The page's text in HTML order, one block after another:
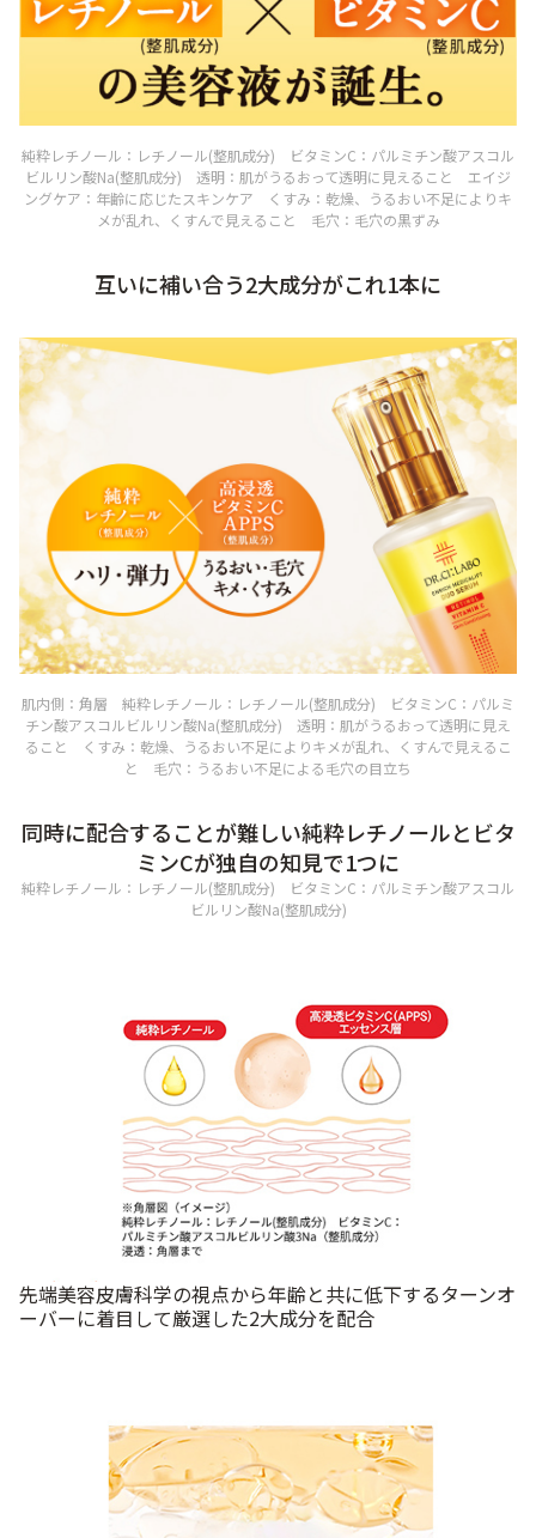
純粋レチノール：レチノール(整肌成分) ビタミンC：パルミチン酸アスコル
ビルリン酸Na(整肌成分) 透明：肌がうるおって透明に見えること エイジ
ングケア：年齢に応じたスキンケア くすみ：乾燥、うるおい不足によりキ
メが乱れ、くすんで見えること 毛穴：毛穴の黒ずみ
互いに補い合う2大成分がこれ1本に
肌内側：角層 純粋レチノール：レチノール(整肌成分) ビタミンC：パルミ
チン酸アスコルビルリン酸Na(整肌成分) 透明：肌がうるおって透明に見え
ること くすみ：乾燥、うるおい不足によりキメが乱れ、くすんで見えるこ
と 毛穴：うるおい不足による毛穴の目立ち
同時に配合することが難しい純粋レチノールとビタ
ミンCが独自の知見で1つに
純粋レチノール：レチノール(整肌成分) ビタミンC：パルミチン酸アスコル
ビルリン酸Na(整肌成分)
先端美容皮膚科学の視点から年齢と共に低下するターンオ
ーバーに着目して厳選した2大成分を配合